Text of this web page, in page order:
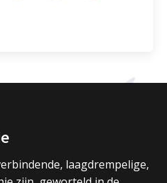
laagdrempelige,